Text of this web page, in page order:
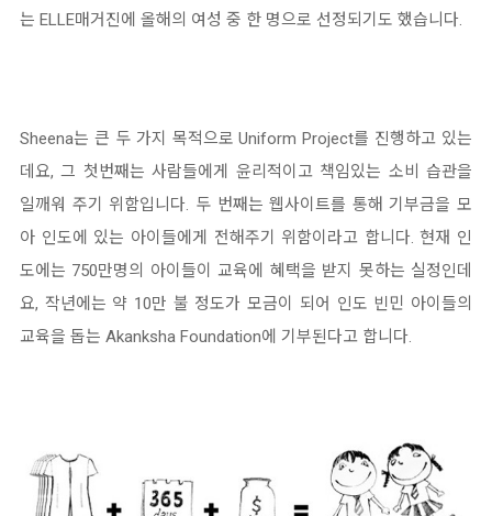
는 ELLE매거진에 올해의 여성 중 한 명으로 선정되기도 했습니다.
Sheena는 큰 두 가지 목적으로 Uniform Project를 진행하고 있는
데요, 그 첫번째는 사람들에게 윤리적이고 책임있는 소비 습관을
일깨워 주기 위함입니다. 두 번째는 웹사이트를 통해 기부금을 모
아 인도에 있는 아이들에게 전해주기 위함이라고 합니다. 현재 인
도에는 750만명의 아이들이 교육에 혜택을 받지 못하는 실정인데
요, 작년에는 약 10만 불 정도가 모금이 되어 인도 빈민 아이들의
교육을 돕는 Akanksha Foundation에 기부된다고 합니다.